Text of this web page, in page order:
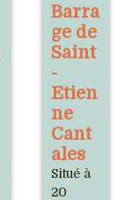
Barra
ge de
Saint
-
Etien
ne
Cant
ales
Situé à
20